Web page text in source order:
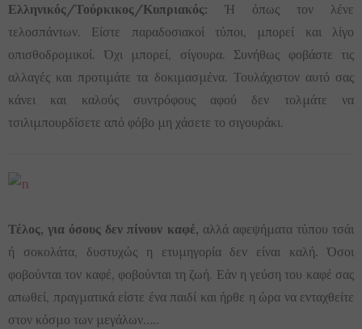
Ελληνικός/Τούρκικος/Κυπριακός: Ή όπως τον λένε
τελοσπάντων. Είστε παραδοσιακοί τύποι, μπορεί και λίγο
οπισθοδρομικοί. Όχι μπορεί, σίγουρα. Συνήθως φοβάστε τις
αλλαγές και προτιμάτε τα δοκιμασμένα. Τουλάχιστον αυτό σας
κάνει και καλούς συντρόφους αφού δεν τολμάτε να
τσιλιμπουρδίσετε από φόβο μη χάσετε το σιγουράκι.
Τέλος, για όσους δεν πίνουν καφέ, αλλά αφεψήματα τύπου τσάι
ή σοκολάτα, δυστυχώς η ετυμηγορία δεν είναι καλή. Όσοι
φοβούνται τον καφέ, φοβούνται τη ζωή. Εάν η γεύση του καφέ σας
απωθεί, πραγματικά είστε ένα παιδί και ήρθε η ώρα να ενταχθείτε
στον κόσμο των μεγάλων…..